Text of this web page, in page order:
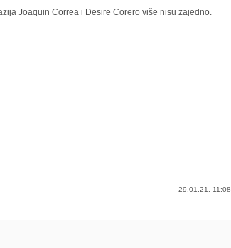
Joaquin Correa i Desire Corero više nisu zajedno.
29.01.21. 11:08